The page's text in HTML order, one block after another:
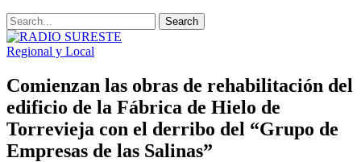
Regional y Local
Comienzan las obras de rehabilitación del
edificio de la Fábrica de Hielo de
Torrevieja con el derribo del “Grupo de
Empresas de las Salinas”